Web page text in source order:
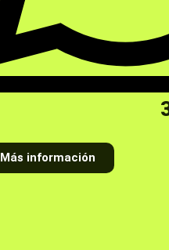
Más información